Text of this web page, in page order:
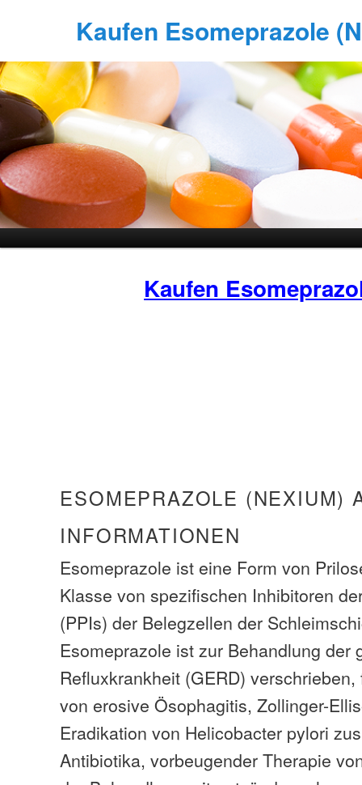
Kaufen Esomeprazole
Kaufen
ESOMEPRAZOLE (NEXIUM)
INFORMATIONEN
Esomeprazole ist eine Form von
Klasse von spezifischen Inhibitoren
(PPIs) der Belegzellen der
Esomeprazole ist zur Behandlung der
Refluxkrankheit (GERD)
von erosive Ösophagitis, Zollinger-
Eradikation von Helicobacter pylori
Antibiotika, vorbeugender Therapie